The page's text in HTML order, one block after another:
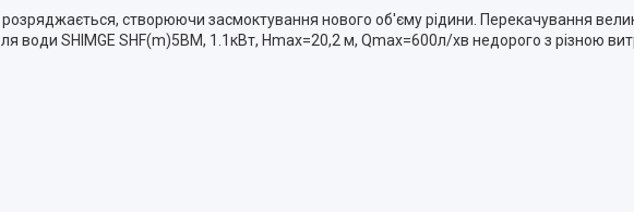
створюючи засмоктування нового об'єму рідини. Перекачування
води SHIMGE SHF(m)5BM, 1.1кВт, Нmax=20,2 м, Qmax=600л/хв недорого з різною